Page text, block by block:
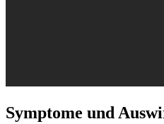
Symptome und